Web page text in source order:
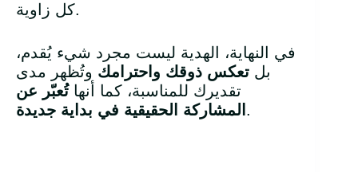
كل زاوية.
في النهاية، الهدية ليست مجرد شيء يُقدم،
بل تعكس ذوقك واحترامك وتُظهر مدى
تقديرك للمناسبة، كما أنهاتُعبّر عن
المشاركة الحقيقية في بداية جديدة .